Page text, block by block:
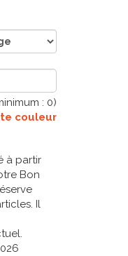
: 0)
couleur
à partir
Bon
Il